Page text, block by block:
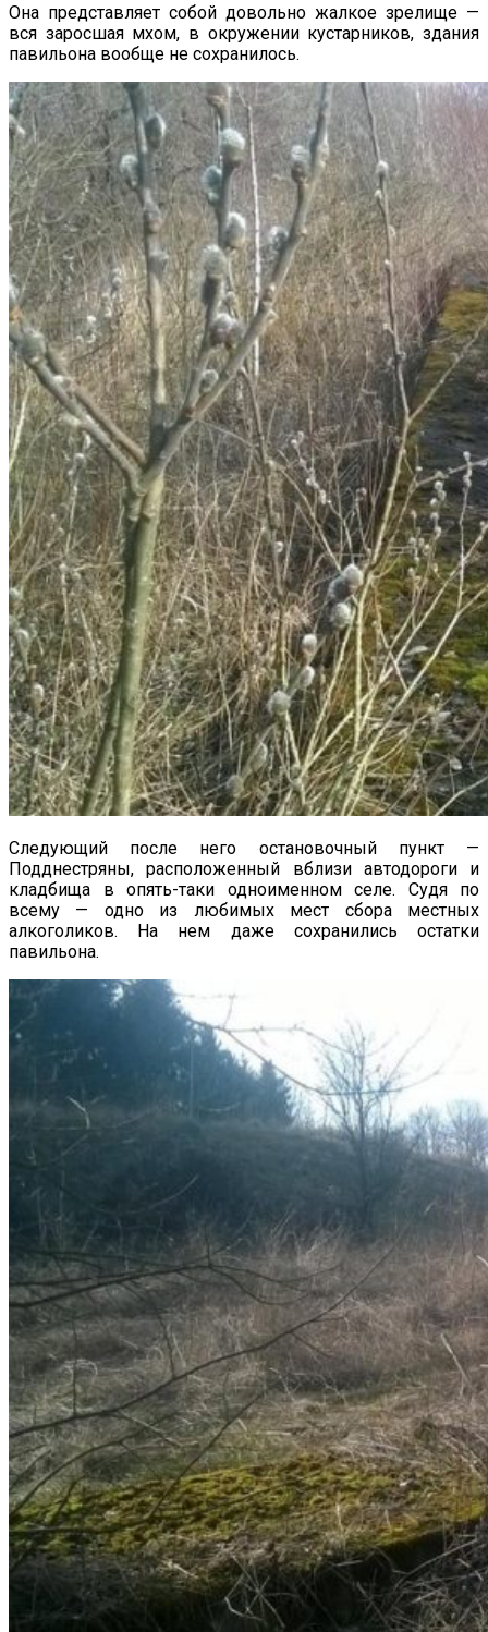
Она представляет собой довольно жалкое зрелище —
вся заросшая мхом, в окружении кустарников, здания
павильона вообще не сохранилось.
Следующий после него остановочный пункт —
Подднестряны, расположенный вблизи автодороги и
кладбища в опять-таки одноименном селе. Судя по
всему — одно из любимых мест сбора местных
алкоголиков. На нем даже сохранились остатки
павильона.